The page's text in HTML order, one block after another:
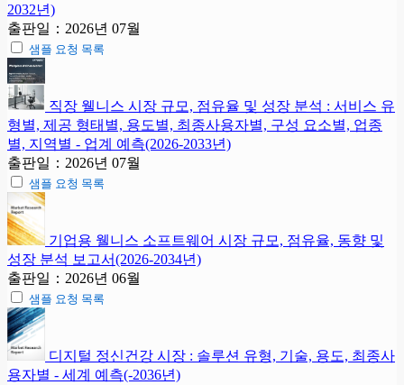
2032년)
출판일：2026년 07월
샘플 요청 목록
직장 웰니스 시장 규모, 점유율 및 성장 분석 : 서비스 유
형별, 제공 형태별, 용도별, 최종사용자별, 구성 요소별, 업종
별, 지역별 - 업계 예측(2026-2033년)
출판일：2026년 07월
샘플 요청 목록
기업용 웰니스 소프트웨어 시장 규모, 점유율, 동향 및
성장 분석 보고서(2026-2034년)
출판일：2026년 06월
샘플 요청 목록
디지털 정신건강 시장 : 솔루션 유형, 기술, 용도, 최종사
용자별 - 세계 예측(-2036년)